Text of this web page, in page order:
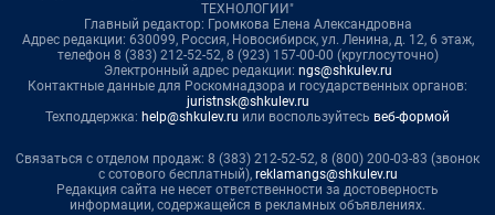
ТЕХНОЛОГИИ"
Главный редактор: Громкова Елена Александровна
Адрес редакции: 630099, Россия, Новосибирск, ул. Ленина, д. 12, 6 этаж,
телефон 8 (383) 212-52-52, 8 (923) 157-00-00 (круглосуточно)
Электронный адрес редакции: ngs@shkulev.ru
Контактные данные для Роскомнадзора и государственных органов:
juristnsk@shkulev.ru
Техподдержка: help@shkulev.ru или воспользуйтесь веб-формой
Связаться с отделом продаж: 8 (383) 212-52-52, 8 (800) 200-03-83 (звонок
с сотового бесплатный), reklamangs@shkulev.ru
Редакция сайта не несет ответственности за достоверность
информации, содержащейся в рекламных объявлениях.